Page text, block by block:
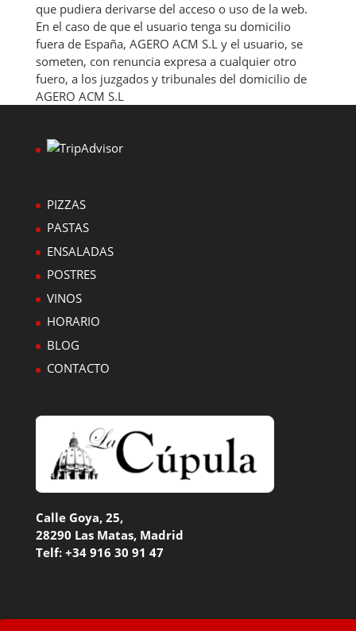
que pudiera derivarse del acceso o uso de la web.
En el caso de que el usuario tenga su domicilio
fuera de España, AGERO ACM S.L y el usuario, se
someten, con renuncia expresa a cualquier otro
fuero, a los juzgados y tribunales del domicilio de
AGERO ACM S.L
PIZZAS
PASTAS
ENSALADAS
POSTRES
VINOS
HORARIO
BLOG
CONTACTO
Calle Goya, 25,
28290 Las Matas, Madrid
Telf: +34 916 30 91 47